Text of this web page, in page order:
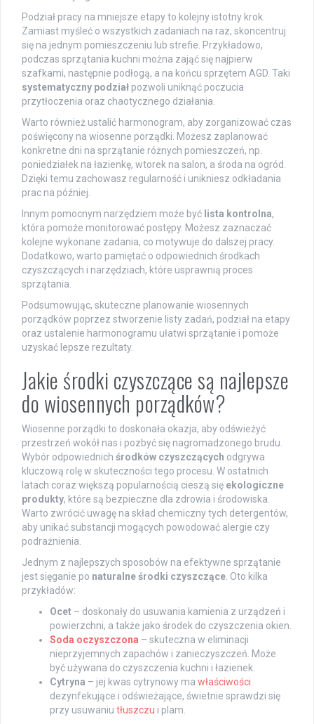
Podział pracy na mniejsze etapy to kolejny istotny krok.
Zamiast myśleć o wszystkich zadaniach na raz, skoncentruj
się na jednym pomieszczeniu lub strefie. Przykładowo,
podczas sprzątania kuchni można zająć się najpierw
szafkami, następnie podłogą, a na końcu sprzętem AGD. Taki
systematyczny podział pozwoli uniknąć poczucia
przytłoczenia oraz chaotycznego działania.
Warto również ustalić harmonogram, aby zorganizować czas
poświęcony na wiosenne porządki. Możesz zaplanować
konkretne dni na sprzątanie różnych pomieszczeń, np.
poniedziałek na łazienkę, wtorek na salon, a środa na ogród.
Dzięki temu zachowasz regularność i unikniesz odkładania
prac na później.
Innym pomocnym narzędziem może być lista kontrolna,
która pomoże monitorować postępy. Możesz zaznaczać
kolejne wykonane zadania, co motywuje do dalszej pracy.
Dodatkowo, warto pamiętać o odpowiednich środkach
czyszczących i narzędziach, które usprawnią proces
sprzątania.
Podsumowując, skuteczne planowanie wiosennych
porządków poprzez stworzenie listy zadań, podział na etapy
oraz ustalenie harmonogramu ułatwi sprzątanie i pomoże
uzyskać lepsze rezultaty.
Jakie środki czyszczące są najlepsze
do wiosennych porządków?
Wiosenne porządki to doskonała okazja, aby odświeżyć
przestrzeń wokół nas i pozbyć się nagromadzonego brudu.
Wybór odpowiednich środków czyszczących odgrywa
kluczową rolę w skuteczności tego procesu. W ostatnich
latach coraz większą popularnością cieszą się ekologiczne
produkty, które są bezpieczne dla zdrowia i środowiska.
Warto zwrócić uwagę na skład chemiczny tych detergentów,
aby unikać substancji mogących powodować alergie czy
podrażnienia.
Jednym z najlepszych sposobów na efektywne sprzątanie
jest sięganie po naturalne środki czyszczące . Oto kilka
przykładów:
Ocet – doskonały do usuwania kamienia z urządzeń i
powierzchni, a także jako środek do czyszczenia okien.
Soda oczyszczona – skuteczna w eliminacji
nieprzyjemnych zapachów i zanieczyszczeń. Może
być używana do czyszczenia kuchni i łazienek.
Cytryna – jej kwas cytrynowy ma właściwości
dezynfekujące i odświeżające, świetnie sprawdzi się
przy usuwaniu tłuszczu i plam.